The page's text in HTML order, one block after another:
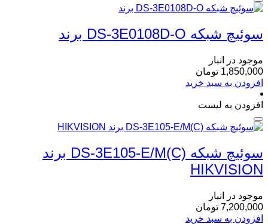
سوئیچ شبکه DS-3E0108D-O برند
موجود در انبار
1,850,000 تومان
افزودن به سبد خرید
افزودن به لیست
سوئیچ شبکه DS-3E105-E/M(C) برند
HIKVISION
موجود در انبار
7,200,000 تومان
افزودن به سبد خرید